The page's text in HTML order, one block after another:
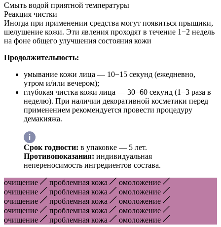
Смыть водой приятной температуры
Реакция чистки
Иногда при применении средства могут появиться прыщики,
шелушение кожи. Эти явления проходят в течение 1−2 недель
на фоне общего улучшения состояния кожи
Продолжительность:
умывание кожи лица — 10−15 секунд (ежедневно,
утром и/или вечером);
глубокая чистка кожи лица — 30−60 секунд (1−3 раза в
неделю). При наличии декоративной косметики перед
применением рекомендуется провести процедуру
демакияжа.
Срок годности: в упаковке — 5 лет.
Противопоказания: индивидуальная
непереносимость ингредиентов состава.
очищение проблемная кожа
омоложение
очищение
проблемная кожа
омоложение
очищение
проблемная кожа
омоложение
очищение
проблемная кожа
омоложение
очищение
проблемная кожа омоложение